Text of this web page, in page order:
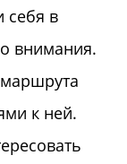
себя в
внимания.
к ней.